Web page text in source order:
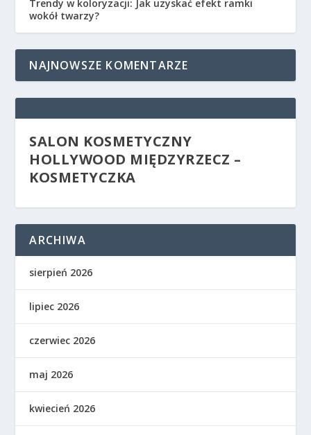
Trendy w koloryzacji: Jak uzyskać efekt ramki
wokół twarzy?
NAJNOWSZE KOMENTARZE
SALON KOSMETYCZNY
HOLLYWOOD MIĘDZYRZECZ –
KOSMETYCZKA
ARCHIWA
sierpień 2026
lipiec 2026
czerwiec 2026
maj 2026
kwiecień 2026